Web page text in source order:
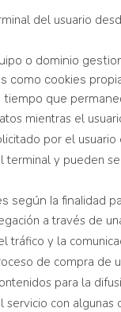
del usuario
o dominio
como cookies
que
mientras el
por el
terminal y pueden
según la finalidad
a través de
y la
de compra de
para la
con